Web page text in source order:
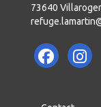
73640 Villaroger